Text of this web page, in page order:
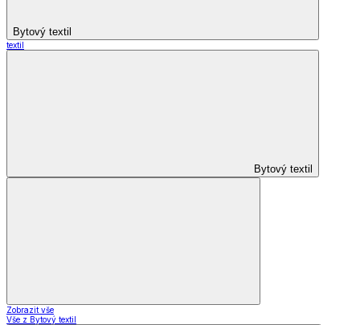
Bytový textil
textil
Bytový textil
Zobrazit vše
Vše z Bytový textil